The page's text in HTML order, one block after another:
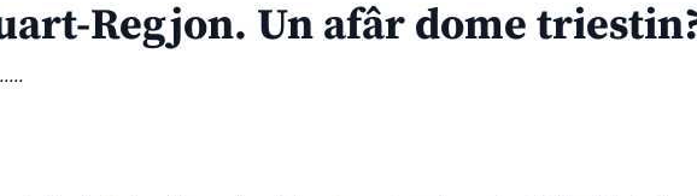
Regjon. Un afâr dome